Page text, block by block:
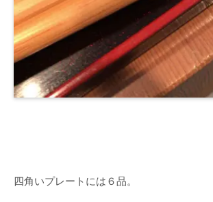
四角いプレートには６品。